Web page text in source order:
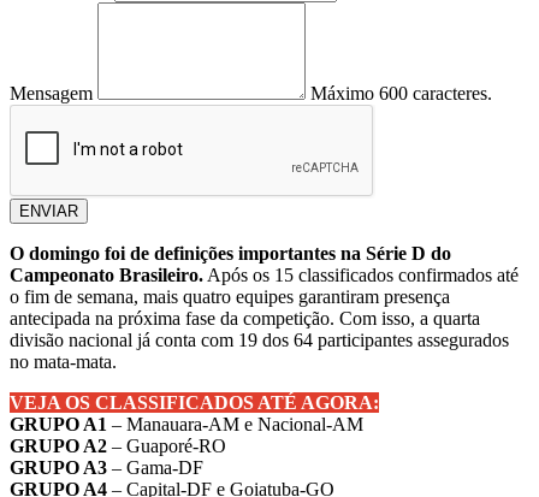
Mensagem Máximo 600 caracteres.
ENVIAR
O domingo foi de definições importantes na Série D do
Campeonato Brasileiro. Após os 15 classificados confirmados até
o fim de semana, mais quatro equipes garantiram presença
antecipada na próxima fase da competição. Com isso, a quarta
divisão nacional já conta com 19 dos 64 participantes assegurados
no mata-mata.
VEJA OS CLASSIFICADOS ATÉ AGORA:
GRUPO A1 – Manauara-AM e Nacional-AM
GRUPO A2 – Guaporé-RO
GRUPO A3 – Gama-DF
GRUPO A4 – Capital-DF e Goiatuba-GO